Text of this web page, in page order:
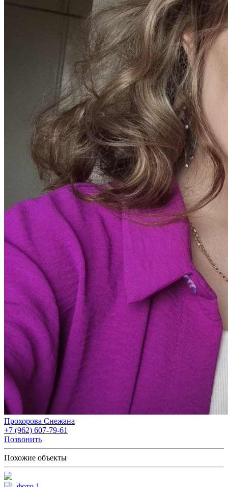
Прохорова Снежана
+7 (962) 607-79-61
Позвонить
Похожие объекты